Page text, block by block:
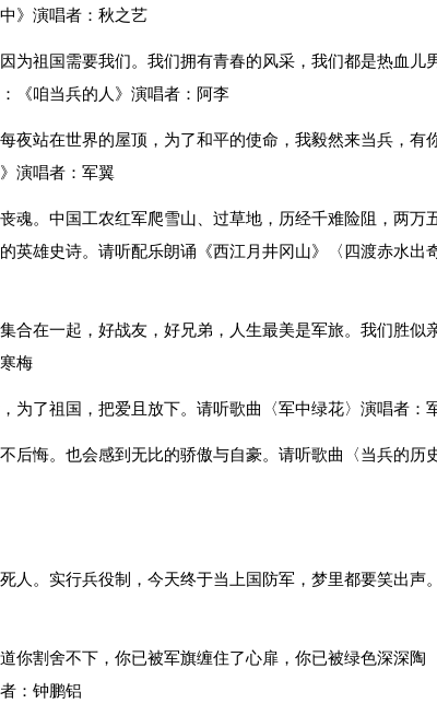
》演唱者：秋之艺
为祖国需要我们。我们拥有青春的风采，我们都是热血儿
《咱当兵的人》演唱者：阿李
夜站在世界的屋顶，为了和平的使命，我毅然来当兵，有
演唱者：军翼
魂。中国工农红军爬雪山、过草地，历经千难险阻，两万
英雄史诗。请听配乐朗诵《西江月井冈山》〈四渡赤水出奇
合在一起，好战友，好兄弟，人生最美是军旅。我们胜似
梅
为了祖国，把爱且放下。请听歌曲〈军中绿花〉演唱者：
后悔。也会感到无比的骄傲与自豪。请听歌曲〈当兵的历
人。实行兵役制，今天终于当上国防军，梦里都要笑出声
你割舍不下，你已被军旗缠住了心扉，你已被绿色深深陶
：钟鹏铝